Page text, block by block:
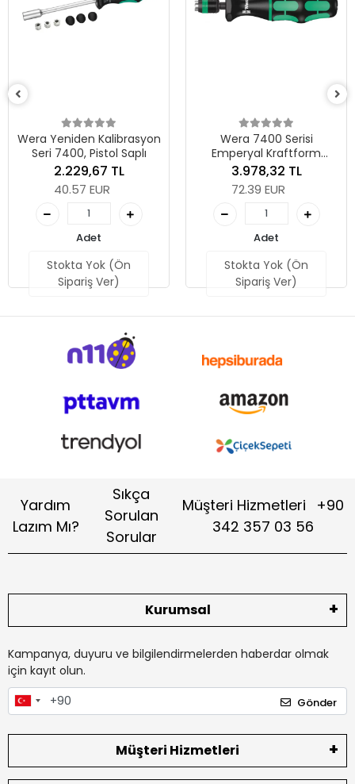
Wera 7400 Serisi
Emperyal Kraftform
Fabrika Önayarlı Torklu
Tornavida (2,5-29,0 in.
lbs.), Rapidaptor Hızlı Uç
Değiştirme Mandrenli, Sap
3.978,32 TL
72.39 EUR
Stokta Yok (Ön
Sipariş Ver)
Emperyal
Fabrika Önayarlı
105 mm, 7465 x 2.5-
lbs.
5.730,21 TL
104.27 EUR
Adet
Stokta Yok (Ön
Sipariş Ver)
Yardım
Lazım Mı?
Sıkça
Sorulan
Sorular
Müşteri Hizmetleri
+90
342 357 03 56
Kurumsal
Kampanya, duyuru ve bilgilendirmelerden haberdar olmak
için kayıt olun.
Gönder
Müşteri Hizmetleri